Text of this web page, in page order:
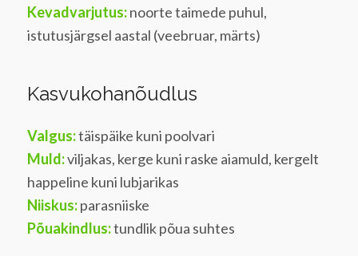
Kevadvarjutus:noorte taimede puhul,
istutusjärgsel aastal (veebruar, märts)
Kasvukohanõudlus
Valgus:täispäike kuni poolvari
Muld:viljakas, kerge kuni raske aiamuld, kergelt
happeline kuni lubjarikas
Niiskus:parasniiske
Põuakindlus:tundlik põua suhtes